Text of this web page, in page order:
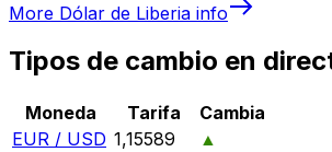
More Dólar de Liberia info
Tipos de cambio en
Moneda Tarifa
Cambia
EUR / USD 1,15589
▲